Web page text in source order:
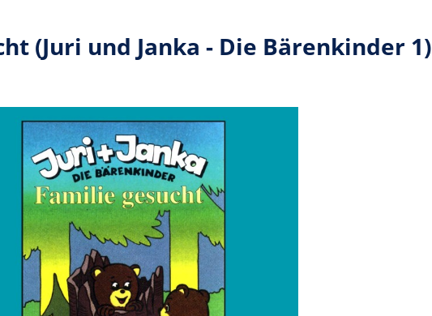
(Juri und Janka - Die Bärenkinder 1)